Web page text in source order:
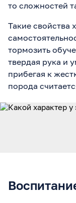
то сложностей
Такие свойства
тормозить
твердая рука и
прибегая к
порода